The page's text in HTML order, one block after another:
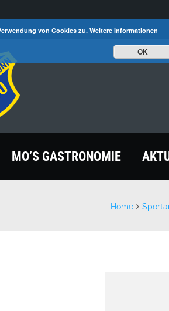
MO’S GASTRONOMIE
Home
von Cookies zu.Weitere Informationen
OK